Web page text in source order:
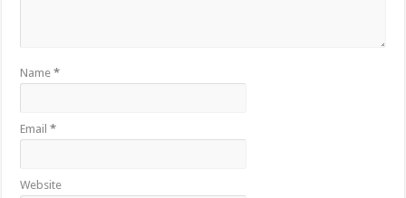
Name*
Email*
Website